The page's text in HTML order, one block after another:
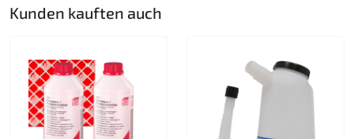
Kunden kauften auch